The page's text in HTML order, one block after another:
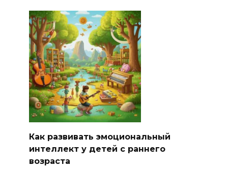
Как развивать эмоциональный
интеллект у детей с раннего
возраста